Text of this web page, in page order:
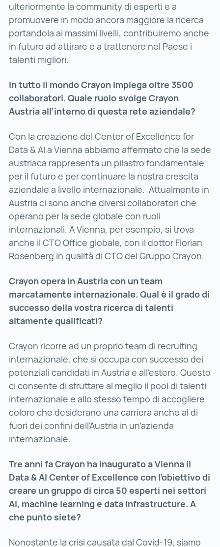
ulteriormente la community di esperti e a
promuovere in modo ancora maggiore la ricerca
portandola ai massimi livelli, contribuiremo anche
in futuro ad attirare e a trattenere nel Paese i
talenti migliori.
In tutto il mondo Crayon impiega oltre 3500
collaboratori. Quale ruolo svolge Crayon
Austria all’interno di questa rete aziendale?
Con la creazione del Center of Excellence for
Data & AI a Vienna abbiamo affermato che la sede
austriaca rappresenta un pilastro fondamentale
per il futuro e per continuare la nostra crescita
aziendale a livello internazionale. Attualmente in
Austria ci sono anche diversi collaboratori che
operano per la sede globale con ruoli
internazionali. A Vienna, per esempio, si trova
anche il CTO Office globale, con il dottor Florian
Rosenberg in qualità di CTO del Gruppo Crayon.
Crayon opera in Austria con un team
marcatamente internazionale. Qual è il grado di
successo della vostra ricerca di talenti
altamente qualificati?
Crayon ricorre ad un proprio team di recruiting
internazionale, che si occupa con successo dei
potenziali candidati in Austria e all’estero. Questo
ci consente di sfruttare al meglio il pool di talenti
internazionale e allo stesso tempo di accogliere
coloro che desiderano una carriera anche al di
fuori dei confini dell’Austria in un’azienda
internazionale.
Tre anni fa Crayon ha inaugurato a Vienna il
Data & AI Center of Excellence con l’obiettivo di
creare un gruppo di circa 50 esperti nei settori
AI, machine learning e data infrastructure. A
che punto siete?
Nonostante la crisi causata dal Covid-19, siamo